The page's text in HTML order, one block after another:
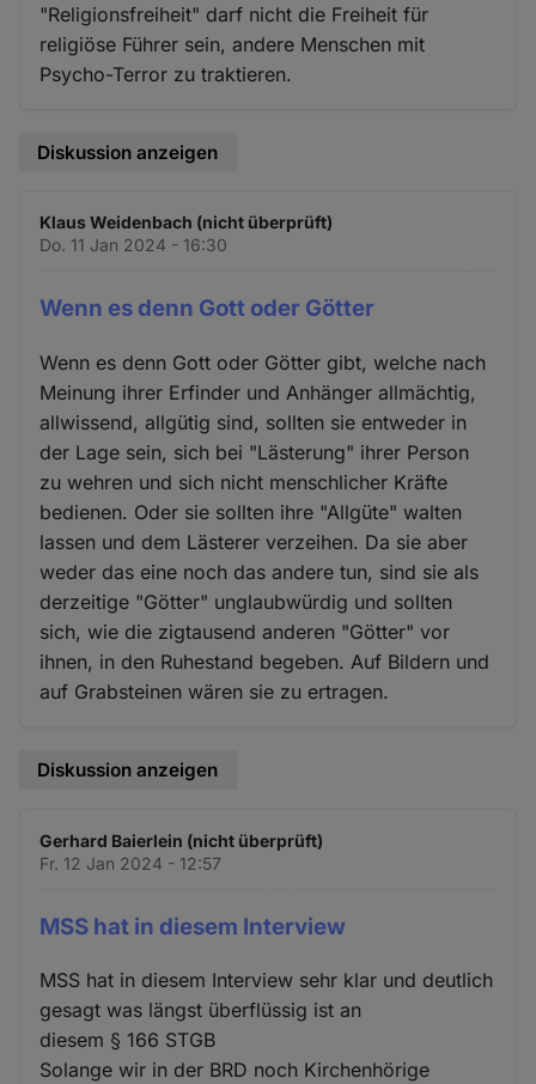
"Religionsfreiheit" darf nicht die Freiheit für
religiöse Führer sein, andere Menschen mit
Psycho-Terror zu traktieren.
Diskussion anzeigen
Klaus Weidenbach (nicht überprüft)
Do. 11 Jan 2024 - 16:30
Wenn es denn Gott oder Götter
Wenn es denn Gott oder Götter gibt, welche nach
Meinung ihrer Erfinder und Anhänger allmächtig,
allwissend, allgütig sind, sollten sie entweder in
der Lage sein, sich bei "Lästerung" ihrer Person
zu wehren und sich nicht menschlicher Kräfte
bedienen. Oder sie sollten ihre "Allgüte" walten
lassen und dem Lästerer verzeihen. Da sie aber
weder das eine noch das andere tun, sind sie als
derzeitige "Götter" unglaubwürdig und sollten
sich, wie die zigtausend anderen "Götter" vor
ihnen, in den Ruhestand begeben. Auf Bildern und
auf Grabsteinen wären sie zu ertragen.
Diskussion anzeigen
Gerhard Baierlein (nicht überprüft)
Fr. 12 Jan 2024 - 12:57
MSS hat in diesem Interview
MSS hat in diesem Interview sehr klar und deutlich
gesagt was längst überflüssig ist an
diesem § 166 STGB
Solange wir in der BRD noch Kirchenhörige